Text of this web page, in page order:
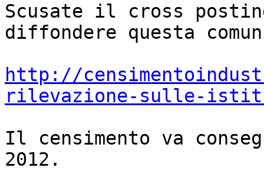
Scusate il cross
diffondere questa
http://
rilevazione-sulle-
Il censimento va
2012.